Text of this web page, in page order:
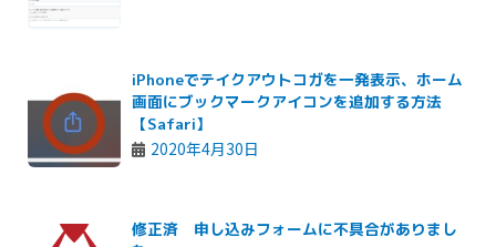
iPhoneでテイクアウトコガを一発表示、ホーム
画面にブックマークアイコンを追加する方法
【Safari】
2020年4月30日
修正済 申し込みフォームに不具合がありまし